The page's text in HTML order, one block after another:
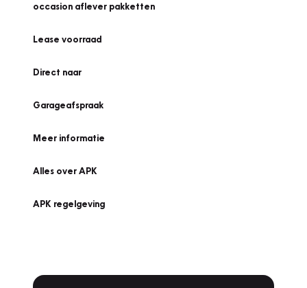
occasion aflever pakketten
Lease voorraad
Direct naar
Garageafspraak
Meer informatie
Alles over APK
APK regelgeving